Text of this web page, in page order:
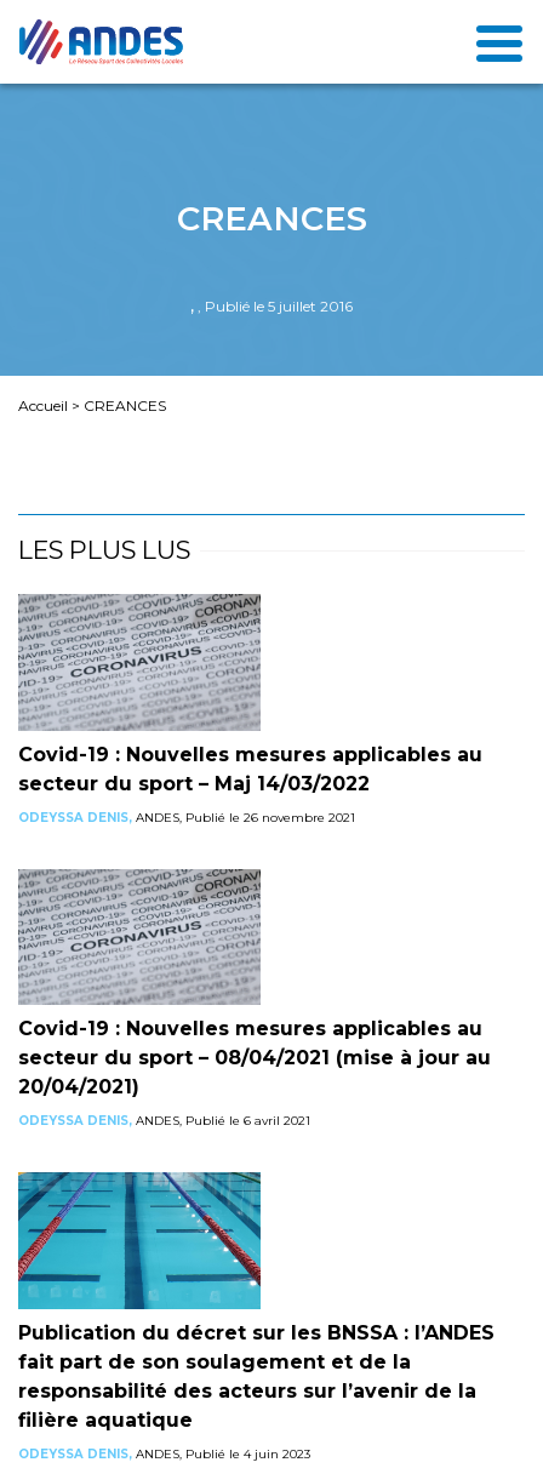
CREANCES
, , Publié le 5 juillet 2016
Accueil > CREANCES
LES PLUS LUS
Covid-19 : Nouvelles mesures applicables au
secteur du sport – Maj 14/03/2022
ODEYSSA DENIS, ANDES, Publié le 26 novembre 2021
Covid-19 : Nouvelles mesures applicables au
secteur du sport – 08/04/2021 (mise à jour au
20/04/2021)
ODEYSSA DENIS, ANDES, Publié le 6 avril 2021
Publication du décret sur les BNSSA : l’ANDES
fait part de son soulagement et de la
responsabilité des acteurs sur l’avenir de la
filière aquatique
ODEYSSA DENIS, ANDES, Publié le 4 juin 2023